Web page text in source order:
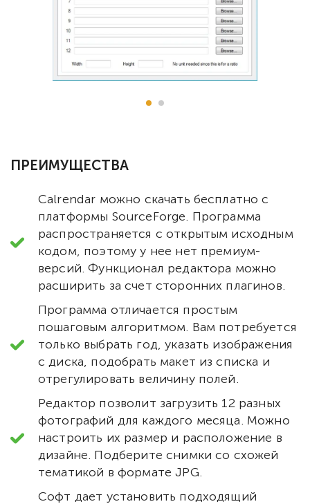
ПРЕИМУЩЕСТВА
Calrendar можно скачать бесплатно с
платформы SourceForge. Программа
распространяется с открытым исходным
кодом, поэтому у нее нет премиум-
версий. Функционал редактора можно
расширить за счет сторонних плагинов.
Программа отличается простым
пошаговым алгоритмом. Вам потребуется
только выбрать год, указать изображения
с диска, подобрать макет из списка и
отрегулировать величину полей.
Редактор позволит загрузить 12 разных
фотографий для каждого месяца. Можно
настроить их размер и расположение в
дизайне. Подберите снимки со схожей
тематикой в формате JPG.
Софт дает установить подходящий